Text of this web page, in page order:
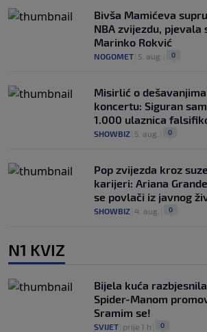
Bivša Mamićeva
NBA zvijezdu, pjevala
Marinko Rokvić
NOGOMET 5. aug. 0
Misirlić o
koncertu: Siguran
1.000 ulaznica
SHOWBIZ 5. aug. 0
Pop zvijezda kroz
karijeri: Ariana
se povlači iz javnog
SHOWBIZ 4. aug. 0
N1 KVIZ
Bijela kuća
Spider-Manom
Sramim se!
SVIJET prije 1 h 0